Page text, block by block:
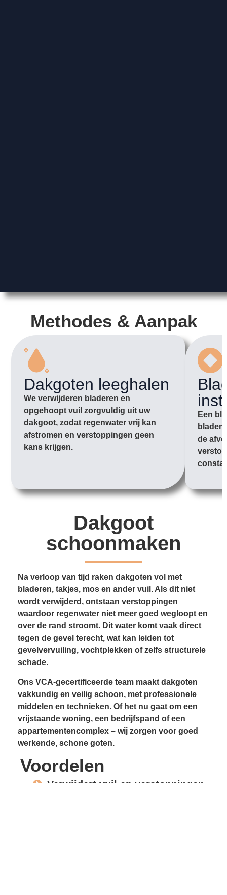
Methodes & Aanpak
Dakgoten leeghalen
We verwijderen bladeren en
opgehoopt vuil zorgvuldig uit uw
dakgoot, zodat regenwater vrij kan
afstromen en verstoppingen geen
kans krijgen.
Een
de
Dakgoot
schoonmaken
Na verloop van tijd raken dakgoten vol met
bladeren, takjes, mos en ander vuil. Als dit niet
wordt verwijderd, ontstaan verstoppingen
waardoor regenwater niet meer goed wegloopt en
over de rand stroomt. Dit water komt vaak direct
tegen de gevel terecht, wat kan leiden tot
gevelvervuiling, vochtplekken of zelfs structurele
schade.
Ons VCA-gecertificeerde team maakt dakgoten
vakkundig en veilig schoon, met professionele
middelen en technieken. Of het nu gaat om een
vrijstaande woning, een bedrijfspand of een
appartementencomplex – wij zorgen voor goed
werkende, schone goten.
Voordelen
Verwijdert vuil en verstoppingen